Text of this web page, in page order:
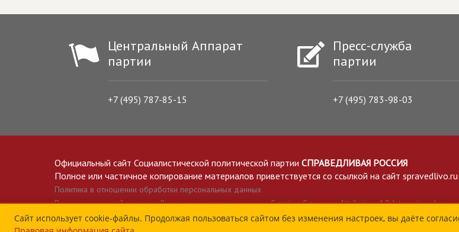
Центральный Аппарат
партии
+7 (495) 787-85-15
Пресс-служба
партии
+7 (495) 783-98-03
Официальный сайт Социалистической политической партии СПРАВЕДЛИВАЯ РОССИЯ
Полное или частичное копирование материалов приветствуется со ссылкой на сайт spravedlivo.ru
Политика в отношении обработки персональных данных
Все материалы сайта spravedlivo.ru доступны по лицензии Creative Commons Attribution 4.0 International
Сайт использует cookie-файлы. Продолжая пользоваться сайтом без изменения настроек, вы даёте